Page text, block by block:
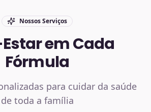
Nossos Serviços
em Cada
Fórmula
para cuidar da saúde
de toda a família